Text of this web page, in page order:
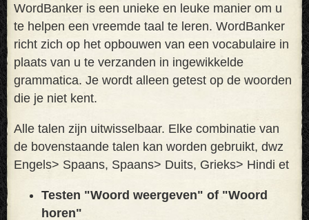
WordBanker is een unieke en leuke manier om u
te helpen een vreemde taal te leren. WordBanker
richt zich op het opbouwen van een vocabulaire in
plaats van u te verzanden in ingewikkelde
grammatica. Je wordt alleen getest op de woorden
die je niet kent.
Alle talen zijn uitwisselbaar. Elke combinatie van
de bovenstaande talen kan worden gebruikt, dwz
Engels> Spaans, Spaans> Duits, Grieks> Hindi et
Testen "Woord weergeven" of "Woord
horen"